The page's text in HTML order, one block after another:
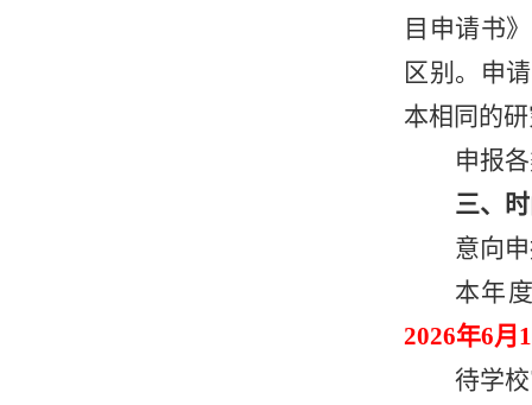
目申请书
区别。申
本相同的
申报
三、
意向
本年
2026年6月
待学